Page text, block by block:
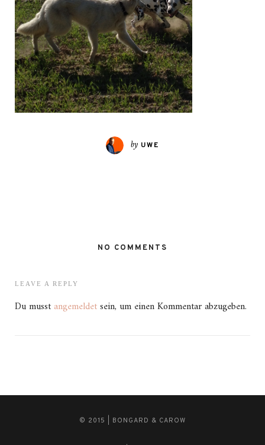
by UWE
NO COMMENTS
LEAVE A REPLY
Du musst angemeldetsein, um einen Kommentar abzugeben.
© 2015 | BONGARD & CAROW